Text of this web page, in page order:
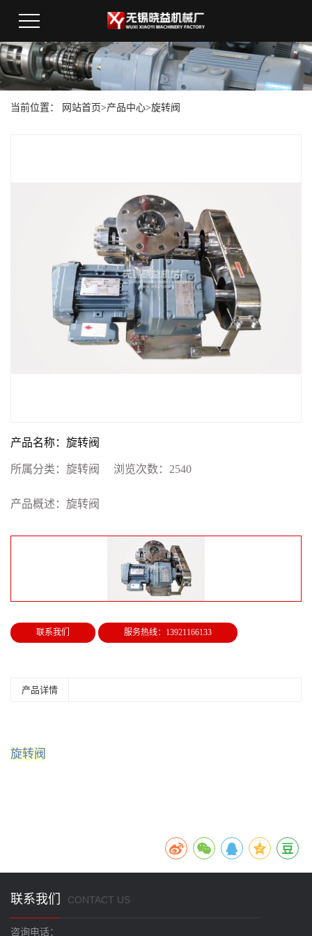
当前位置： 网站首页>产品中心>旋转阀
产品名称：旋转阀
所属分类： 旋转阀 浏览次数： 2540
产品概述：旋转阀
联系我们 服务热线：13921166133
产品详情
旋转阀
联系我们 CONTACT US
咨询电话：